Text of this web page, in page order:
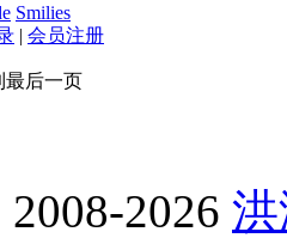
Smilies
| 会员注册
最后一页
2026